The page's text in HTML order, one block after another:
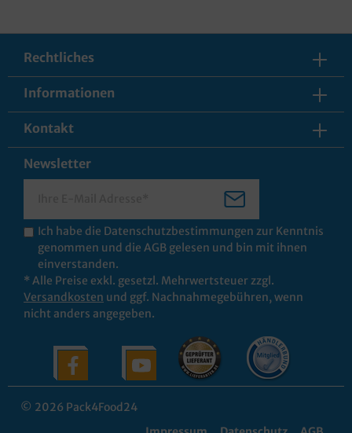
Rechtliches
Informationen
Kontakt
Newsletter
Ich habe die Datenschutzbestimmungen zur Kenntnis
genommen und die AGB gelesen und bin mit ihnen
einverstanden.
* Alle Preise exkl. gesetzl. Mehrwertsteuer zzgl.
Versandkosten und ggf. Nachnahmegebühren, wenn
nicht anders angegeben.
© 2026 Pack4Food24